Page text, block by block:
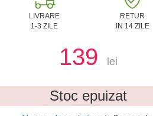
LIVRARE
1-3 ZILE
RETUR
IN 14 ZILE
139 lei
Stoc epuizat